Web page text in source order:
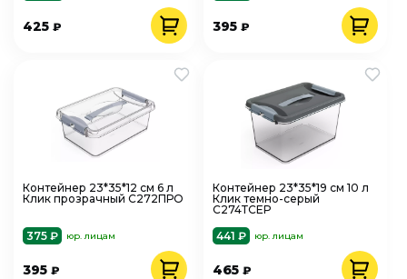
425 ₽ 395₽
Контейнер 23*35*12 см 6 л
Клик прозрачный С272ПРО
375 ₽ юр. лицам
395 ₽
Контейнер 23*35*19 см 10 л
Клик темно-серый
С274ТСЕР
441 ₽
юр. лицам
465₽